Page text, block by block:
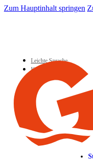
Zum Hauptinhalt springen
Leichte Sprache
Kontakt